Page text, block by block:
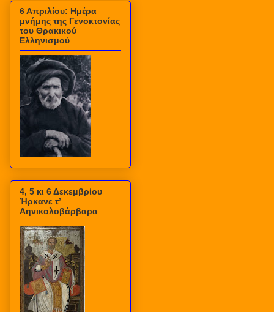
6 Απριλίου: Ημέρα
μνήμης της Γενοκτονίας
του Θρακικού
Ελληνισμού
4, 5 κι 6 Δεκεμβρίου
Ήρκανε τ’
Αηνικολοβάρβαρα